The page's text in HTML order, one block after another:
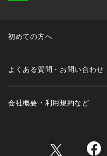
初めての方へ
よくある質問・お問い合わせ
会社概要・利用規約など